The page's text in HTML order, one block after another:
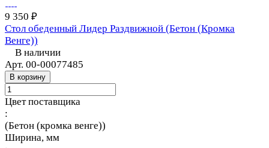
9 350 ₽
Стол обеденный Лидер Раздвижной (Бетон (Кромка
Венге))
В наличии
Арт. 00-00077485
В корзину
Цвет поставщика
:
(Бетон (кромка венге))
Ширина, мм